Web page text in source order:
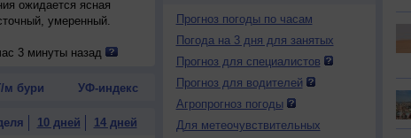
ожидается ясная
умеренный.
3 минуты назад
м бури УФ-индекс
10 дней 14 дней
Прогноз погоды по часам
Погода на 3 дня для занятых
Прогноз для специалистов
Прогноз для водителей
Агропрогноз погоды
Для метеочувствительных